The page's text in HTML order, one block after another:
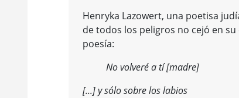
Henryka Lazowert, una poetisa
de todos los peligros no cejó en
poesía:
No volveré a tí [madre]
[...] y sólo sobre los labios